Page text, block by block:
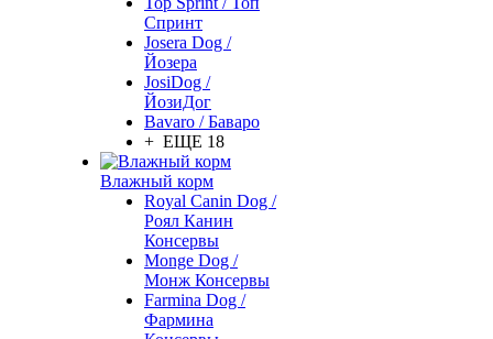
Спринт
Josera Dog /
Йозера
JosiDog /
ЙозиДог
Bavaro / Баваро
+ ЕЩЕ 18
Влажный корм
Royal Canin Dog /
Роял Канин
Консервы
Monge Dog /
Монж Консервы
Farmina Dog /
Фармина